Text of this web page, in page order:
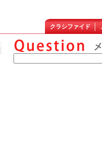
クラシファイド